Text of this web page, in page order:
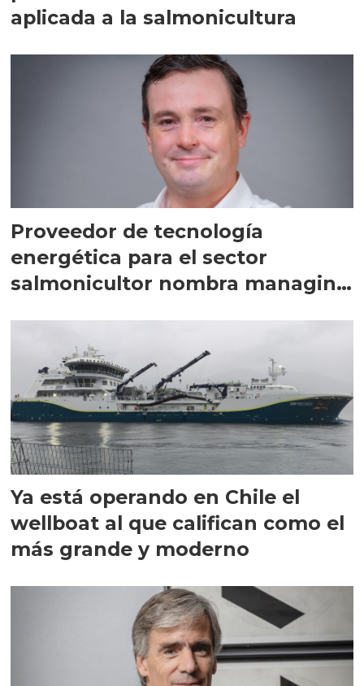
aplicada a la salmonicultura
Proveedor de tecnología
energética para el sector
salmonicultor nombra managing
Ya está operando en Chile el
wellboat al que califican como el
más grande y moderno